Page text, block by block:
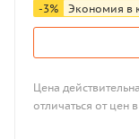
-3% Экономия в
Цена
отличаться от цен